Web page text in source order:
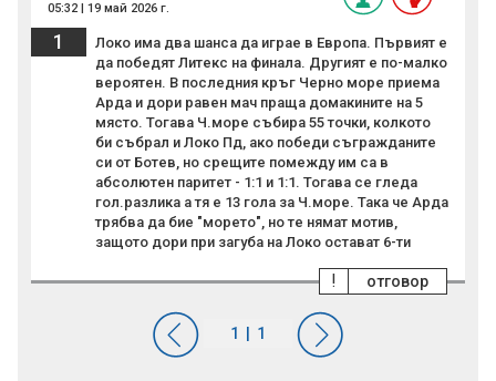
05:32 | 19 май 2026 г.
1
Локо има два шанса да играе в Европа. Първият е
да победят Литекс на финала. Другият е по-малко
вероятен. В последния кръг Черно море приема
Арда и дори равен мач праща домакините на 5
място. Тогава Ч.море събира 55 точки, колкото
би събрал и Локо Пд, ако победи съгражданите
си от Ботев, но срещите помежду им са в
абсолютен паритет - 1:1 и 1:1. Тогава се гледа
гол.разлика а тя е 13 гола за Ч.море. Така че Арда
трябва да бие "морето", но те нямат мотив,
защото дори при загуба на Локо остават 6-ти
отговор
!